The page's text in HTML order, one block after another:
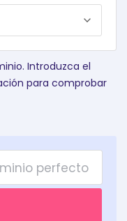
Introduzca el
para comprobar